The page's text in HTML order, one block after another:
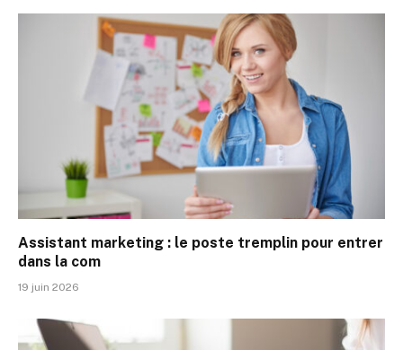
Assistant marketing : le poste tremplin pour entrer
dans la com
19 juin 2026